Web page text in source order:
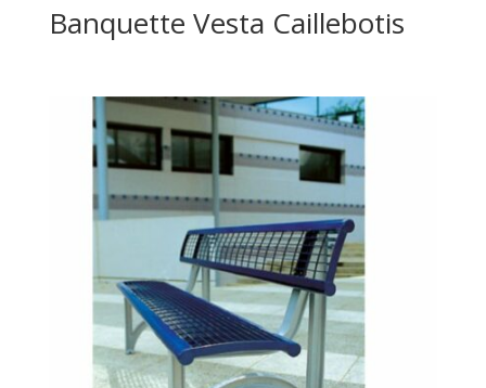
Banquette Vesta Caillebotis